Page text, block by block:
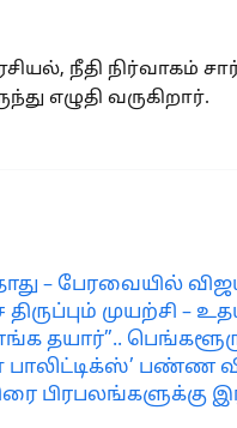
நீதி நிர்வாகம்
எழுதி வருகிறார்.
– பேரவையில்
முயற்சி –
தயார்”..
பாலிட்டிக்ஸ்’ பண்ண
பிரபலங்களுக்கு